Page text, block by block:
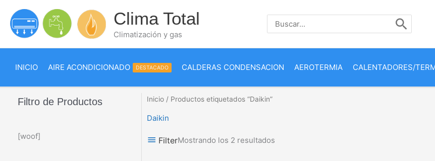
contenido
Clima Total
Climatización y gas
Buscar
por:
INICIO AIRE ACONDICIONADO DESTACADO CALDERAS CONDENSACION AEROTERMIA CALENTADORES/
Filtro de Productos
[woof]
Inicio/ Productos etiquetados “Daikin”
Daikin
FilterMostrando los 2 resultados